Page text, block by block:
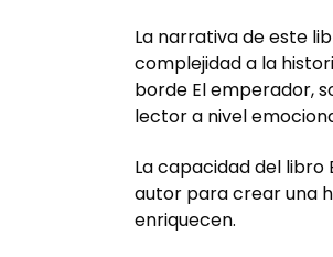
La narrativa de este
complejidad a la
borde El emperador,
lector a nivel
La capacidad del
autor para crear una
enriquecen.